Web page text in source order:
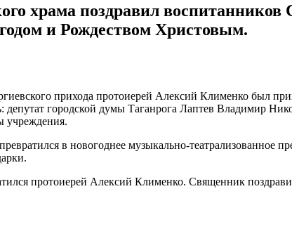
храма поздравил
и Рождеством Христовым.
прихода протоиерей Алексий Клименко был
городской думы Таганрога Лаптев Владимир
учреждения.
в новогоднее музыкально-театрализованное
протоиерей Алексий Клименко. Священник